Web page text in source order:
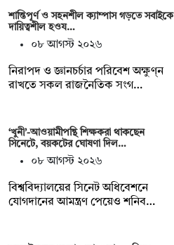
শান্তিপূর্ণ ও সহনশীল ক্যাম্পাস গড়তে সবাইকে
দায়িত্বশীল হওয…
০৮ আগস্ট ২০২৬
নিরাপদ ও জ্ঞানচর্চার পরিবেশ অক্ষুণ্ন
রাখতে সকল রাজনৈতিক সংগ…
‘খুনী’-আওয়ামীপন্থি শিক্ষকরা থাকছেন
সিনেটে, বয়কটের ঘোষণা দিল…
০৮ আগস্ট ২০২৬
বিশ্ববিদ্যালয়ের সিনেট অধিবেশনে
যোগদানের আমন্ত্রণ পেয়েও শনিব…